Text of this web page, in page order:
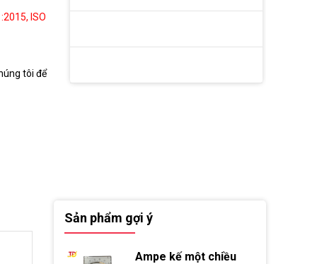
ISO
tôi để
Sản phẩm gợi ý
Ampe kế một chiều